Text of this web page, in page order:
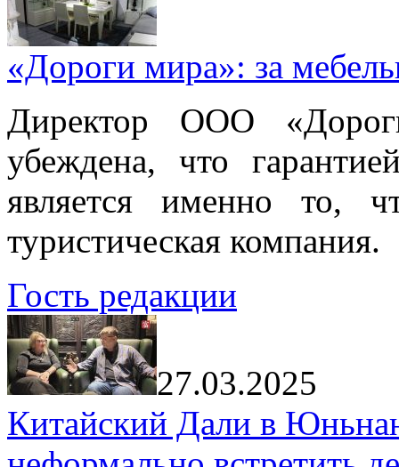
«Дороги мира»: за
Директор ООО
убеждена, что
является именно то,
туристическая компания.
Гость редакции
27.03.2025
Китайский Дали в